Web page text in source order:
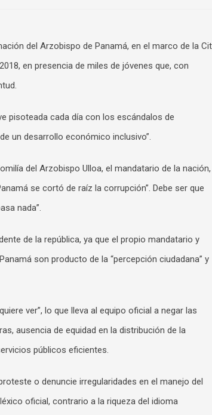
del Arzobispo de Panamá, en el marco de la
en presencia de miles de jóvenes que, con
pisoteada cada día con los escándalos de
un desarrollo económico inclusivo”.
del Arzobispo Ulloa, el mandatario de la nación,
se cortó de raíz la corrupción”. Debe ser que
nada”.
de la república, ya que el propio mandatario y
son producto de la “percepción ciudadana” y
ver”, lo que lleva al equipo oficial a negar las
ausencia de equidad en la distribución de la
públicos eficientes.
o denuncie irregularidades en el manejo del
oficial, contrario a la riqueza del idioma